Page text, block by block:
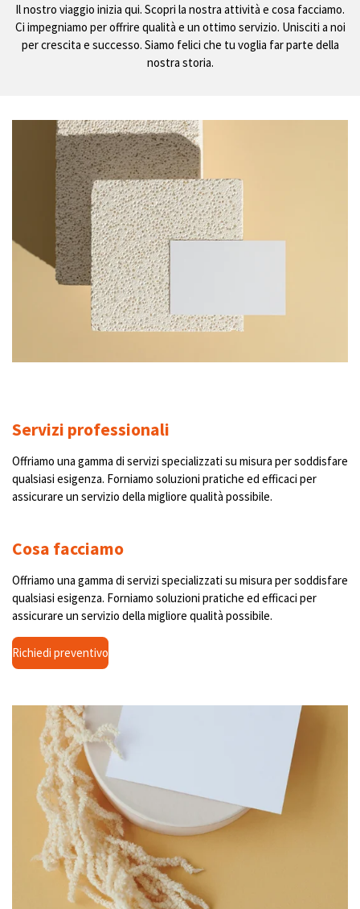
Il nostro viaggio inizia qui. Scopri la nostra attività e cosa facciamo.
Ci impegniamo per offrire qualità e un ottimo servizio. Unisciti a noi
per crescita e successo. Siamo felici che tu voglia far parte della
nostra storia.
Servizi professionali
Offriamo una gamma di servizi specializzati su misura per soddisfare
qualsiasi esigenza. Forniamo soluzioni pratiche ed efficaci per
assicurare un servizio della migliore qualità possibile.
Cosa facciamo
Offriamo una gamma di servizi specializzati su misura per soddisfare
qualsiasi esigenza. Forniamo soluzioni pratiche ed efficaci per
assicurare un servizio della migliore qualità possibile.
Richiedi preventivo